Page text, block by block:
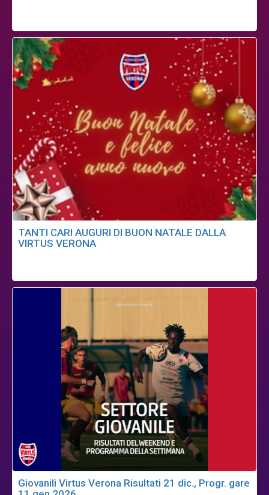
TANTI CARI AUGURI DI BUON NATALE DALLA
VIRTUS VERONA
Giovanili Virtus Verona Risultati 21 dic., Progr. gare